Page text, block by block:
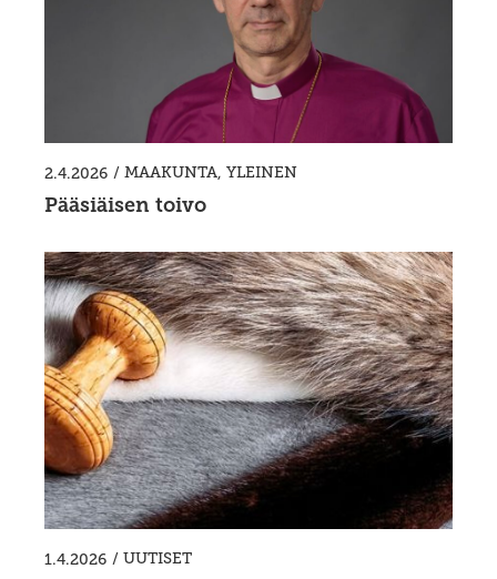
2.4.2026 / MAAKUNTA, YLEINEN
Pääsiäisen toivo
1.4.2026 / UUTISET